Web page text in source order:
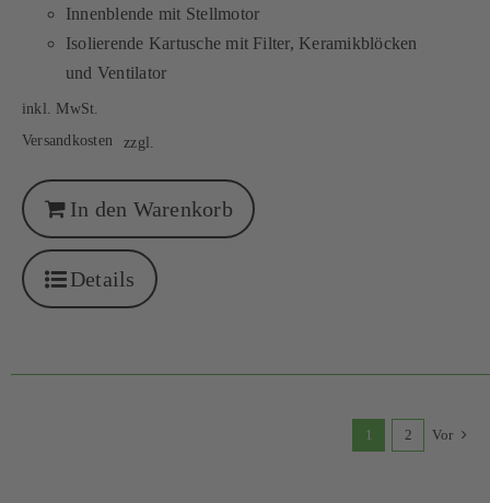
Innenblende mit Stellmotor
Isolierende Kartusche mit Filter, Keramikblöcken
und Ventilator
inkl. MwSt.
zzgl.
Versandkosten
In den Warenkorb
Details
1 2 Vor